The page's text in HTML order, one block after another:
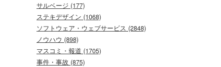
サルベージ (177)
ステキデザイン (1068)
ソフトウェア・ウェブサービス (2848)
ノウハウ (898)
マスコミ・報道 (1705)
事件・事故 (875)